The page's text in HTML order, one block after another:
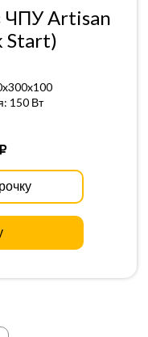
ЧПУ Artisan
Start)
150 Вт